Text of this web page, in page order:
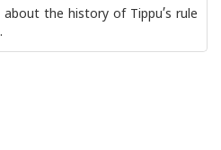
the history of Tippu’s rule